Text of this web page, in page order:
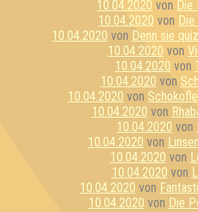
10.04.2020 von Die
10.04.2020 von
10.04.2020 von Denn sie
10.04.2020 von
10.04.2020 von
10.04.2020 von
10.04.2020 von
10.04.2020 von
10.04.2020 von
10.04.2020 von
10.04.2020 von
10.04.2020 von
10.04.2020 von
10.04.2020 von Die